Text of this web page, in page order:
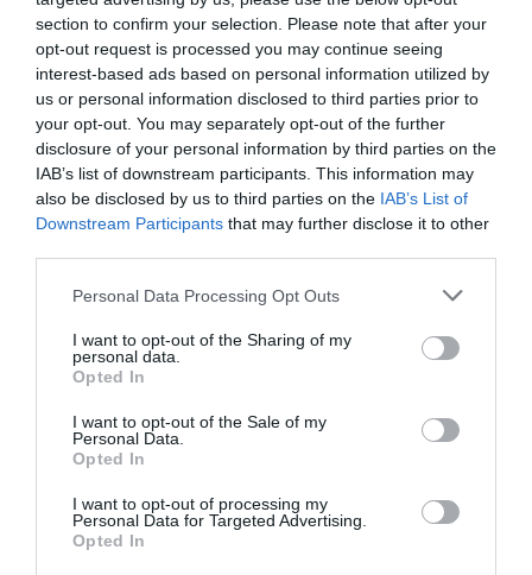
section to confirm your selection. Please note that after your
opt-out request is processed you may continue seeing
interest-based ads based on personal information utilized by
us or personal information disclosed to third parties prior to
your opt-out. You may separately opt-out of the further
disclosure of your personal information by third parties on the
IAB’s list of downstream participants. This information may
also be disclosed by us to third parties on the IAB’s List of
Downstream Participants that may further disclose it to other
Personal Data Processing Opt Outs
I want to opt-out of the Sharing of my
personal data.
Opted In
I want to opt-out of the Sale of my
Personal Data.
Opted In
I want to opt-out of processing my
Personal Data for Targeted Advertising.
Opted In
DERNIERS COMMENTAIRES
Nicoa commenté l'article :
A380 de Lufthansa : les « vrais » sièges hublot en
classe Affaires deviennent payants
Pointe‑à‑Pitre – Panama City : Air France ouvre un pont
aigle azur moscou Paris Transaero
LIRE AUSSI